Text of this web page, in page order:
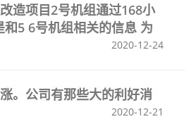
造项目2号机组通过168小
和5 6号机组相关的信息 为
2020-12-24
。公司有那些大的利好消
2020-12-21